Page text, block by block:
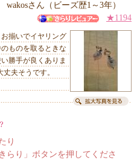
wakosさん（ビーズ歴1～3年）
★1194
揃いでイヤリング
ものを取るときな
勝手が良くありま
夫そうです。
り
らり」ボタンを押してくださ